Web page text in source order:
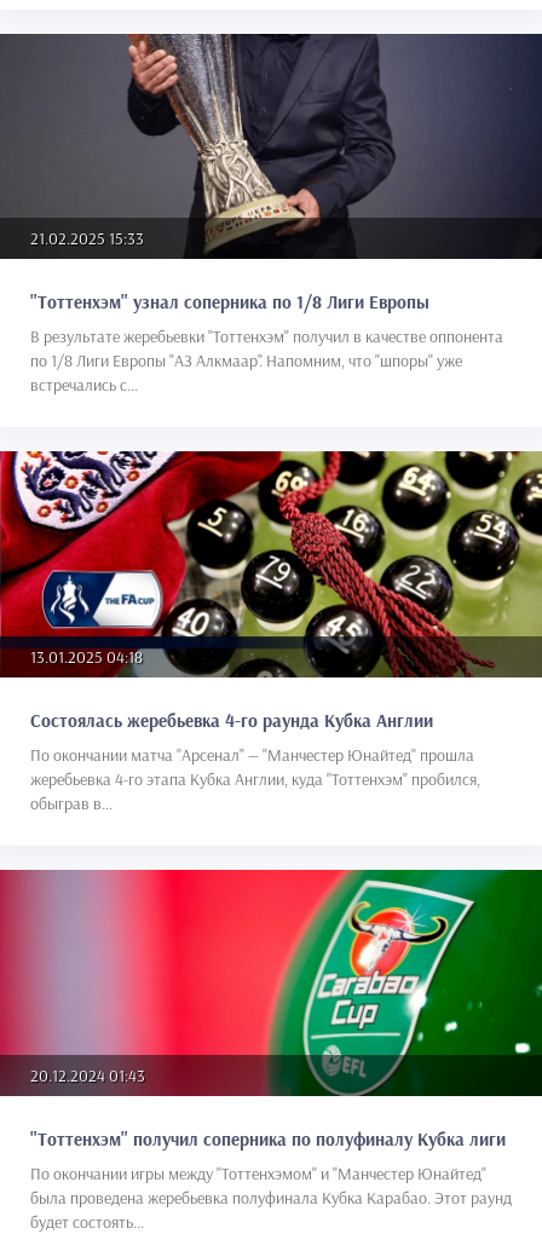
21.02.2025 15:33
"Тоттенхэм" узнал соперника по 1/8 Лиги Европы
В результате жеребьевки "Тоттенхэм" получил в качестве оппонента
по 1/8 Лиги Европы "АЗ Алкмаар". Напомним, что "шпоры" уже
встречались с...
13.01.2025 04:18
Состоялась жеребьевка 4-го раунда Кубка Англии
По окончании матча "Арсенал" — "Манчестер Юнайтед" прошла
жеребьевка 4-го этапа Кубка Англии, куда "Тоттенхэм" пробился,
обыграв в...
20.12.2024 01:43
"Тоттенхэм" получил соперника по полуфиналу Кубка лиги
По окончании игры между "Тоттенхэмом" и "Манчестер Юнайтед"
была проведена жеребьевка полуфинала Кубка Карабао. Этот раунд
будет состоять...